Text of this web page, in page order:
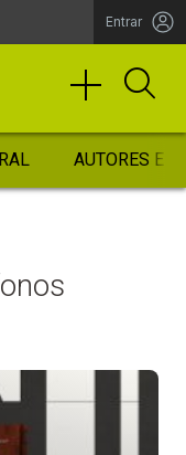
Entrar
AUTORES